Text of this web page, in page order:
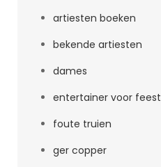
artiesten boeken
bekende artiesten
dames
entertainer voor feest
foute truien
ger copper